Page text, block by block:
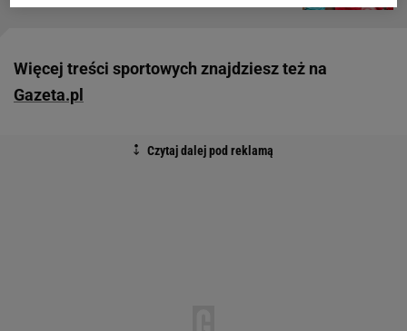
Więcej treści sportowych znajdziesz też na
Gazeta.pl